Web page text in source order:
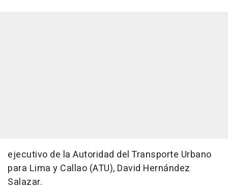
ejecutivo de la Autoridad del Transporte Urbano
para Lima y Callao (ATU), David Hernández
Salazar.